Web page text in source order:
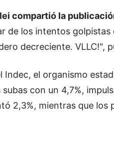
compartió la
de los intentos
decreciente. VLLC!",
Indec, el organismo
subas con un 4,7%,
2,3%, mientras que